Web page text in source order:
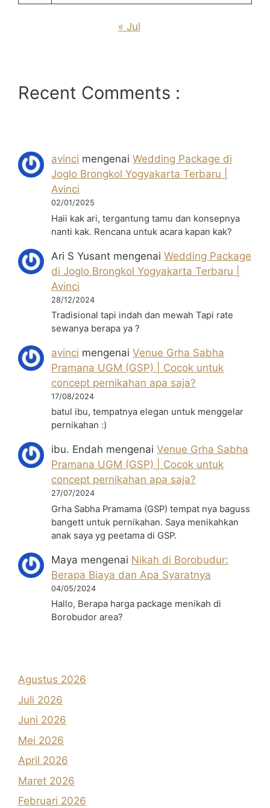
« Jul
Recent Comments :
avinci mengenaiWedding Package di
Joglo Brongkol Yogyakarta Terbaru |
Avinci
02/01/2025
Haii kak ari, tergantung tamu dan konsepnya
nanti kak. Rencana untuk acara kapan kak?
Ari S Yusant mengenaiWedding Package
di Joglo Brongkol Yogyakarta Terbaru |
Avinci
28/12/2024
Tradisional tapi indah dan mewah Tapi rate
sewanya berapa ya ?
avinci mengenaiVenue Grha Sabha
Pramana UGM (GSP) | Cocok untuk
concept pernikahan apa saja?
17/08/2024
batul ibu, tempatnya elegan untuk menggelar
pernikahan :)
ibu. Endah mengenaiVenue Grha Sabha
Pramana UGM (GSP) | Cocok untuk
concept pernikahan apa saja?
27/07/2024
Grha Sabha Pramama (GSP) tempat nya baguss
bangett untuk pernikahan. Saya menikahkan
anak saya yg peetama di GSP.
Maya mengenai Nikah di Borobudur:
Berapa Biaya dan Apa Syaratnya
04/05/2024
Hallo, Berapa harga package menikah di
Borobudor area?
Agustus 2026
Juli 2026
Juni 2026
Mei 2026
April 2026
Maret 2026
Februari 2026